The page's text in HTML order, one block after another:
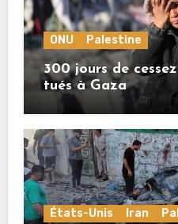
ONU Palestine
300 jours de
tués à Gaza
États-Unis Iran